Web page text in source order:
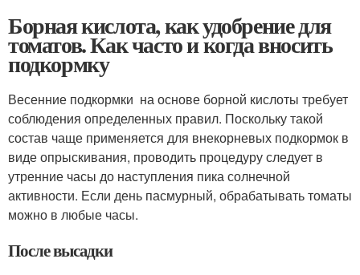
Борная кислота, как удобрение для
томатов. Как часто и когда вносить
подкормку
Весенние подкормки на основе борной кислоты требует
соблюдения определенных правил. Поскольку такой
состав чаще применяется для внекорневых подкормок в
виде опрыскивания, проводить процедуру следует в
утренние часы до наступления пика солнечной
активности. Если день пасмурный, обрабатывать томаты
можно в любые часы.
После высадки